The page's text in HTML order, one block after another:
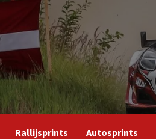
Rallijsprints Autosprints